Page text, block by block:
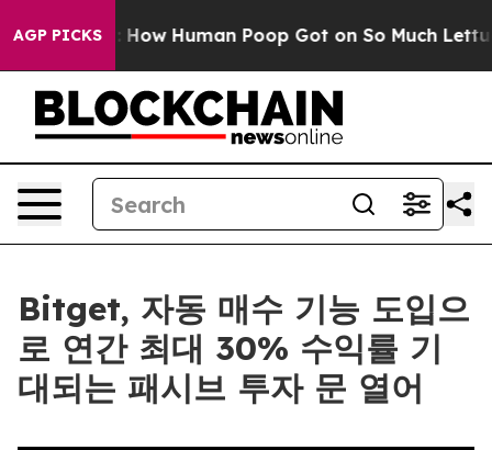
AGP PICKSHow Human Poop Got on So Much Lettuce
Bitget, 자동 매수 기능 도입으
로 연간 최대 30% 수익률 기
대되는 패시브 투자 문 열어